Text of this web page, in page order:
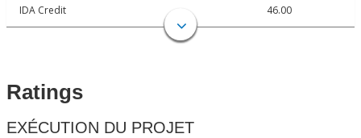
IDA Credit 46.00
Ratings
EXÉCUTION DU PROJET